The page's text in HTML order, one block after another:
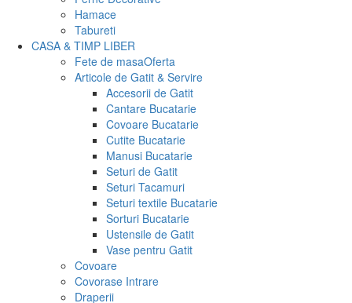
Hamace
Tabureti
CASA & TIMP LIBER
Fete de masaOferta
Articole de Gatit & Servire
Accesorii de Gatit
Cantare Bucatarie
Covoare Bucatarie
Cutite Bucatarie
Manusi Bucatarie
Seturi de Gatit
Seturi Tacamuri
Seturi textile Bucatarie
Sorturi Bucatarie
Ustensile de Gatit
Vase pentru Gatit
Covoare
Covorase Intrare
Draperii